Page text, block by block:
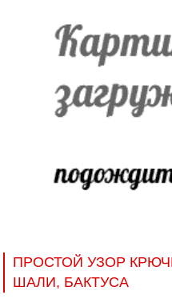
ПРОСТОЙ УЗОР
ШАЛИ, БАКТУСА